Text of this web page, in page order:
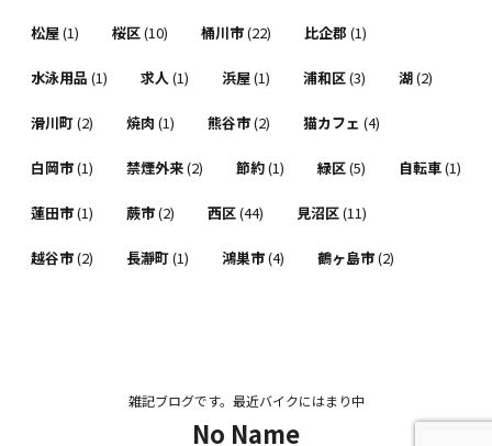
松屋(1) 桜区(10) 桶川市(22) 比企郡 (1)
水泳用品 (1) 求人(1) 浜屋(1) 浦和区(3) 湖(2)
滑川町(2) 焼肉 (1) 熊谷市(2) 猫カフェ (4)
白岡市(1) 禁煙外来(2) 節約(1) 緑区(5) 自転車(1)
蓮田市(1) 蕨市(2) 西区(44) 見沼区(11)
越谷市(2) 長瀞町(1) 鴻巣市(4) 鶴ヶ島市(2)
雑記ブログです。最近バイクにはまり中
No Name